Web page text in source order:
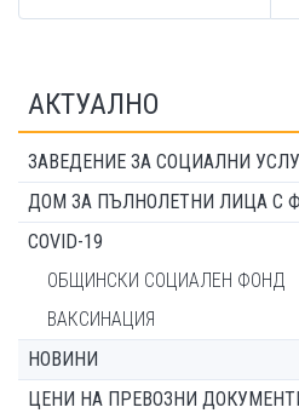
АКТУАЛНО
ЗАВЕДЕНИЕ ЗА СОЦИАЛНИ
ДОМ ЗА ПЪЛНОЛЕТНИ ЛИЦА С
COVID-19
ОБЩИНСКИ СОЦИАЛЕН ФОНД
ВАКСИНАЦИЯ
НОВИНИ
ЦЕНИ НА ПРЕВОЗНИ